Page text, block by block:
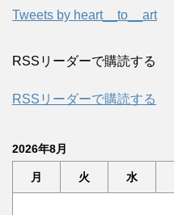
Tweets by heart__to__art
RSSリーダーで購読する
RSSリーダーで購読する
2026年8月
月 火 水